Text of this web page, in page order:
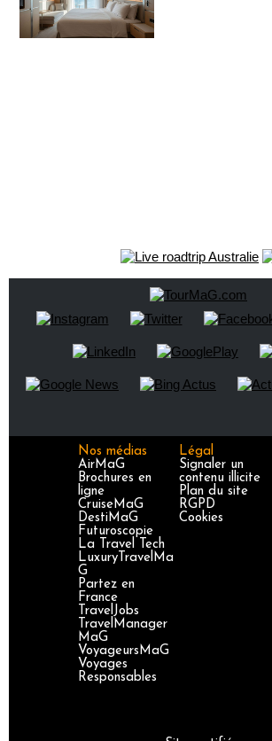
Nos médias
AirMaG
Brochures en
ligne
CruiseMaG
DestiMaG
Futuroscopie
La Travel Tech
LuxuryTravelMa
G
Partez en
France
TravelJobs
TravelManager
MaG
VoyageursMaG
Voyages
Responsables
Légal
Signaler un
contenu illicite
Plan du site
RGPD
Cookies